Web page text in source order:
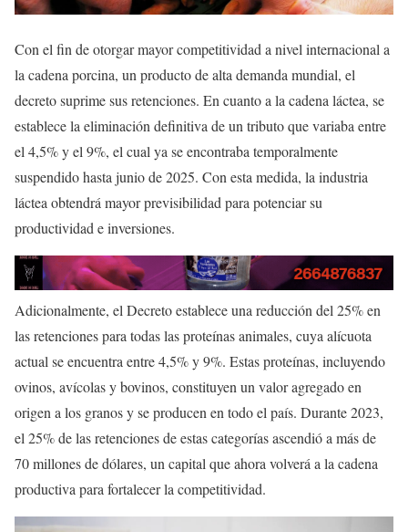
Con el fin de otorgar mayor competitividad a nivel internacional a
la cadena porcina, un producto de alta demanda mundial, el
decreto suprime sus retenciones. En cuanto a la cadena láctea, se
establece la eliminación definitiva de un tributo que variaba entre
el 4,5% y el 9%, el cual ya se encontraba temporalmente
suspendido hasta junio de 2025. Con esta medida, la industria
láctea obtendrá mayor previsibilidad para potenciar su
productividad e inversiones.
Adicionalmente, el Decreto establece una reducción del 25% en
las retenciones para todas las proteínas animales, cuya alícuota
actual se encuentra entre 4,5% y 9%. Estas proteínas, incluyendo
ovinos, avícolas y bovinos, constituyen un valor agregado en
origen a los granos y se producen en todo el país. Durante 2023,
el 25% de las retenciones de estas categorías ascendió a más de
70 millones de dólares, un capital que ahora volverá a la cadena
productiva para fortalecer la competitividad.